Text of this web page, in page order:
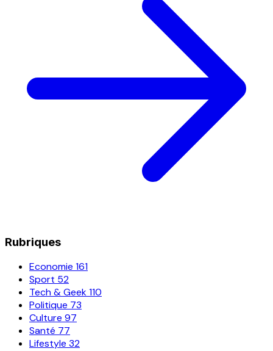
Rubriques
Economie 161
Sport 52
Tech & Geek110
Politique 73
Culture 97
Santé 77
Lifestyle 32